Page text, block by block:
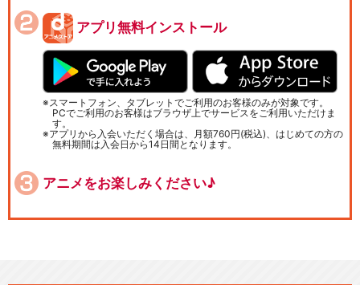
アプリ無料インストール
スマートフォン、タブレットでご利用のお客様のみが対象です。
PCでご利用のお客様はブラウザ上でサービスをご利用いただけま
す。
アプリから入会いただく場合は、月額760円(税込)、はじめての方の
無料期間は入会日から14日間となります。
アニメをお楽しみください♪